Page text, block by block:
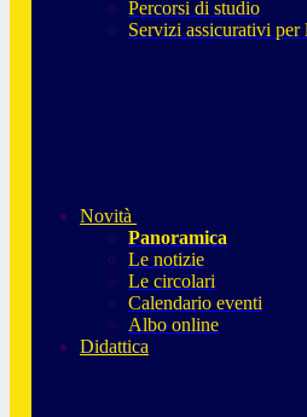
Percorsi di studio
Servizi assicurativi per
Novità
Panoramica
Le notizie
Le circolari
Calendario eventi
Albo online
Didattica